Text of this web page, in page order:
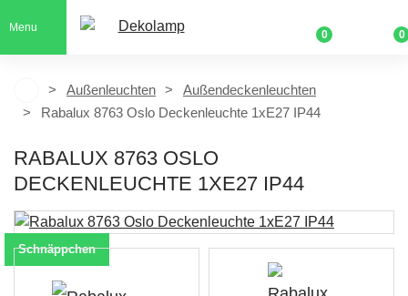
Menu
0 0
Außenleuchten
Außendeckenleuchten
Rabalux 8763 Oslo Deckenleuchte 1xE27 IP44
RABALUX 8763 OSLO
DECKENLEUCHTE 1XE27 IP44
Schnäppchen